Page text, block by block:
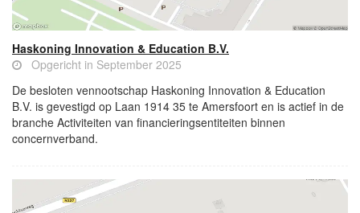
Haskoning Innovation & Education B.V.
Opgericht in September 2025
De besloten vennootschap Haskoning Innovation & Education
B.V. is gevestigd op Laan 1914 35 te Amersfoort en is actief in de
branche Activiteiten van financieringsentiteiten binnen
concernverband.